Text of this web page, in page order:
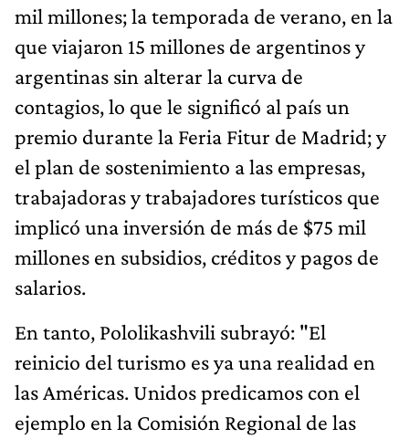
mil millones; la temporada de verano, en la
que viajaron 15 millones de argentinos y
argentinas sin alterar la curva de
contagios, lo que le significó al país un
premio durante la Feria Fitur de Madrid; y
el plan de sostenimiento a las empresas,
trabajadoras y trabajadores turísticos que
implicó una inversión de más de $75 mil
millones en subsidios, créditos y pagos de
salarios.
En tanto, Pololikashvili subrayó: "El
reinicio del turismo es ya una realidad en
las Américas. Unidos predicamos con el
ejemplo en la Comisión Regional de las